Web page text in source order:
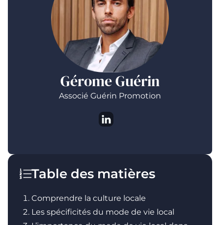
Gérome Guérin
Associé Guérin Promotion
Table des matières
Comprendre la culture locale
Les spécificités du mode de vie local